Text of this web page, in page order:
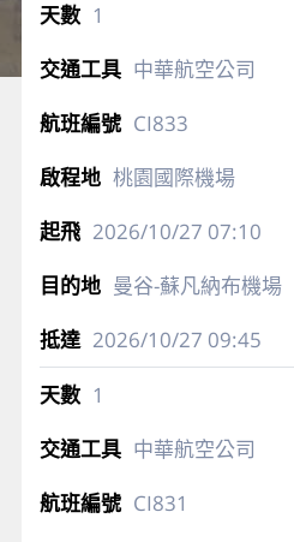
1
中華航空公司
CI833
桃園國際機場
2026/10/27 07:10
曼谷-蘇凡納布機場
2026/10/27 09:45
1
中華航空公司
CI831